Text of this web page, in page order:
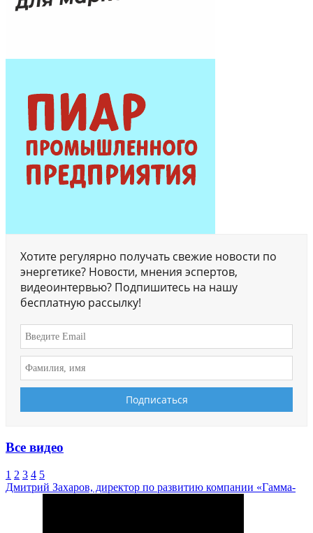
Хотите регулярно получать свежие новости по
энергетике? Новости, мнения эспертов,
видеоинтервью? Подпишитесь на нашу
бесплатную рассылку!
Все видео
1 2 3 4 5
Дмитрий Захаров, директор по развитию компании «Гамма-